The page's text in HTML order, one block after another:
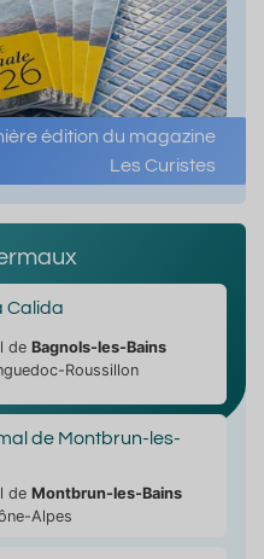
édition du magazine
Les Curistes
Calida
de Bagnols-les-Bains
Roussillon
de Montbrun-les-
de Montbrun-les-Bains
Alpes